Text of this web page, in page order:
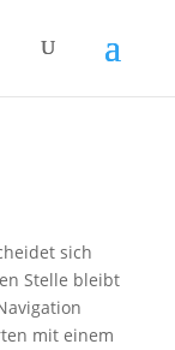
sich
Stelle bleibt
mit einem